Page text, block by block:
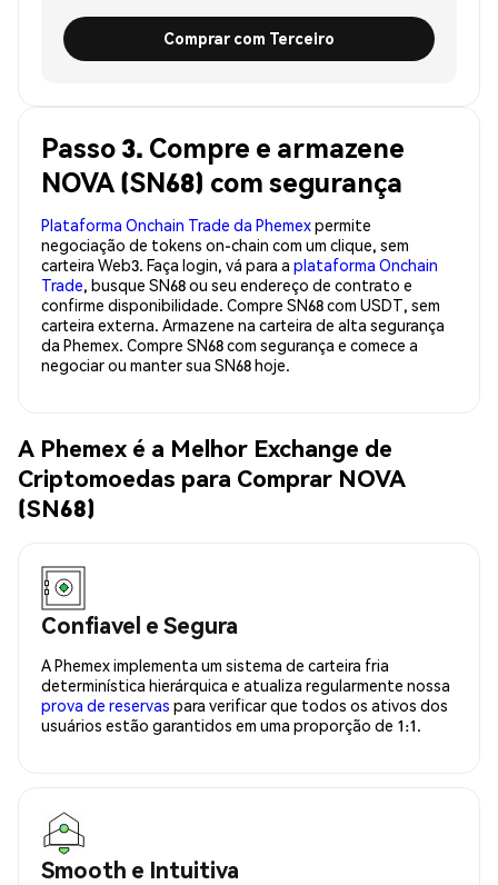
Comprar com Terceiro
Passo 3. Compre e armazene
NOVA (SN68) com segurança
Plataforma Onchain Trade da Phemexpermite
negociação de tokens on-chain com um clique, sem
carteira Web3. Faça login, vá para a plataforma Onchain
Trade, busque SN68 ou seu endereço de contrato e
confirme disponibilidade. Compre SN68 com USDT, sem
carteira externa. Armazene na carteira de alta segurança
da Phemex. Compre SN68 com segurança e comece a
negociar ou manter sua SN68 hoje.
A Phemex é a Melhor Exchange de
Criptomoedas para Comprar NOVA
(SN68)
Confiavel e Segura
A Phemex implementa um sistema de carteira fria
determinística hierárquica e atualiza regularmente nossa
prova de reservas para verificar que todos os ativos dos
usuários estão garantidos em uma proporção de 1:1.
Smooth e Intuitiva